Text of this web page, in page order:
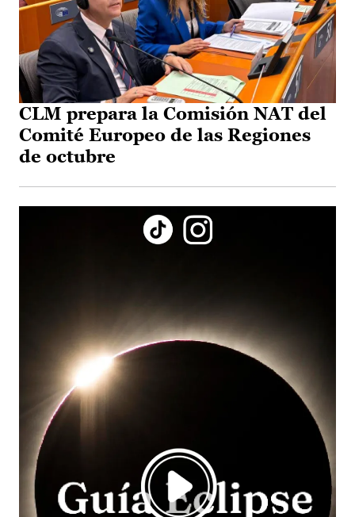
CLM prepara la Comisión NAT del
Comité Europeo de las Regiones
de octubre